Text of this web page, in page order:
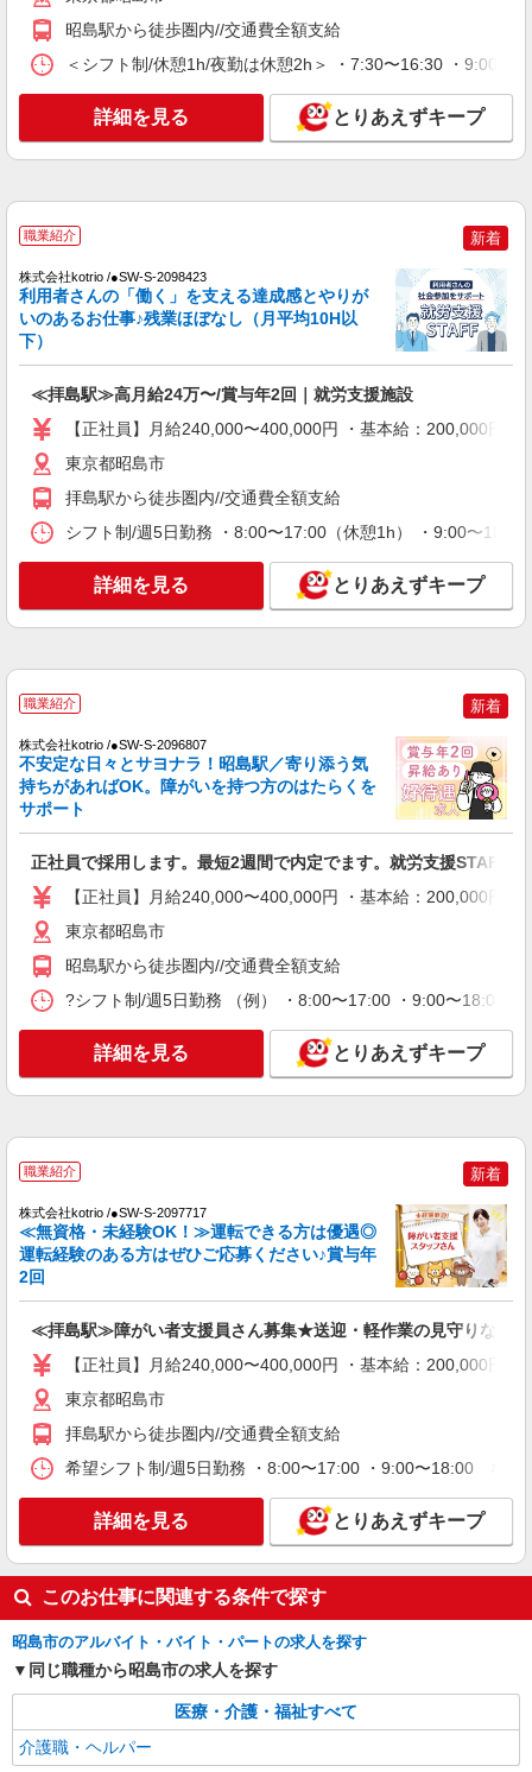
給：200,000円〜220,000円 ・資格手当：10,000〜
30,000円 ・役職手当：10,000〜70,000円 ・処遇改
善手当：20,000〜60,000円（勤続年数、保有資格
により変動） ・固定残業手当：20,000円（10時
間） ※固定残業時間を超過する場合には超過勤務
手当として別途支給 ・夜勤手当：10,000円/1回
（上記給与とは別に支給） 下記資格をお持ちの方
者研修 ・介護福祉士 など
東京都昭島市
キープ 詳細を見る
NEW
昭島駅★シフト柔軟で長く働きやすいシニア
時給1600円〜2250円 ＜日払い有/週払い有/交
通費全支給(ガソリン代含む)＞
昭島市 最寄り駅：昭島
職業紹介
株式会社kotrio /●SW-S-2096807
NEW
す。就労支援STAFF募集
【正社員】月給240,000〜400,000円 ・基本
30,000円 ・役職手当：10,000〜70,000円 ・処遇改
善手当：20,000〜60,000円（勤続年数、保有資格
歓迎 ・認知症介護基礎研修 ・初任者研修 ・実務
東京都昭島市
職業紹介
株式会社kotrio /●SW-S-2080017
NEW
昭島駅≫日収1.2万円〜◎デイサービスで見
守りや生活補助など
時給1550円〜2312円 ＜交通費全支給(ガソリ
キープ 詳細を見る
職業紹介
株式会社kotrio /●SW-S-2097717
≪拝島駅≫障がい者支援員さん募集★送迎・
軽作業の見守りなど
【正社員】月給240,000〜400,000円 ・基本
給：200,000円〜220,000円 ・資格手当：10,000〜
30,000円 ・役職手当：10,000〜70,000円 ・処遇改
により変動） ・固定残業手当：20,000円（10時
間） ※固定残業時間を超過する場合には超過勤務
手当として別途支給 ・夜勤手当：10,000円/1回
（上記給与とは別に支給） 下記資格をお持ちの方
歓迎 ・認知症介護基礎研修 ・初任者研修 ・実務
者研修 ・介護福祉士 など
職業紹介
株式会社kotrio /●SW-S-2078034
NEW
≪拝島駅≫週3勤務〜！プライベートを大切
時給1550円〜2312円 ＜交通費全支給(ガソリ
ン代含む)＞
昭島市
キープ
派遣社員
株式会社kotrio /●TC-H-1975064
拝島駅｜リハビリ補助などのデイサービス
STAFF♪未経験OK
時給1600円〜2250円 ＜日払い有/週払い有/交
通費全支給(ガソリン代含む)＞
昭島市松原町 【最寄り:拝島駅】
派遣社員
株式会社kotrio /●TC-H-1885202
NEW
昭島駅から徒歩圏内//交通費全額支給
＜シフト制/休憩1h/夜勤は休憩2h＞ ・7:30〜16:30 ・9:00
詳細を見る とりあえずキープ
職業紹介 新着
株式会社kotrio /●SW-S-2098423
利用者さんの「働く」を支える達成感とやりが
いのあるお仕事♪残業ほぼなし（月平均10H以
下）
≪拝島駅≫高月給24万〜/賞与年2回｜就労支援施設
【正社員】月給240,000〜400,000円 ・基本給：200,000円
東京都昭島市
拝島駅から徒歩圏内//交通費全額支給
シフト制/週5日勤務 ・8:00〜17:00（休憩1h） ・9:00〜
詳細を見る とりあえずキープ
職業紹介 新着
株式会社kotrio /●SW-S-2096807
不安定な日々とサヨナラ！昭島駅／寄り添う気
持ちがあればOK。障がいを持つ方のはたらくを
サポート
正社員で採用します。最短2週間で内定でます。就労支援STAFF募
【正社員】月給240,000〜400,000円 ・基本給：200,000円
東京都昭島市
昭島駅から徒歩圏内//交通費全額支給
?シフト制/週5日勤務 （例） ・8:00〜17:00 ・9:00〜
詳細を見る とりあえずキープ
職業紹介 新着
株式会社kotrio /●SW-S-2097717
≪無資格・未経験OK！≫運転できる方は優遇◎
運転経験のある方はぜひご応募ください♪賞与年
2回
≪拝島駅≫障がい者支援員さん募集★送迎・軽作業の見守りなど
【正社員】月給240,000〜400,000円 ・基本給：200,000円
東京都昭島市
拝島駅から徒歩圏内//交通費全額支給
希望シフト制/週5日勤務 ・8:00〜17:00 ・9:00〜18:00 な
詳細を見る とりあえずキープ
このお仕事に関連する条件で探す
昭島市のアルバイト・バイト・パートの求人を探す
同じ職種から昭島市の求人を探す
医療・介護・福祉すべて
介護職・ヘルパー